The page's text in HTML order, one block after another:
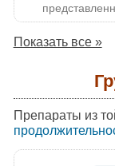
Показать все »
Препараты из